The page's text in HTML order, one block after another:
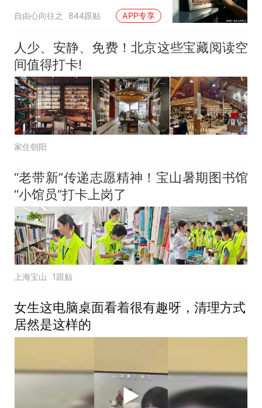
自由心向往之 844跟贴 APP专享
人少、安静、免费！北京这些宝藏阅读空
间值得打卡!
家住朝阳
“老带新”传递志愿精神！宝山暑期图书馆
“小馆员”打卡上岗了
上海宝山 1跟贴
女生这电脑桌面看着很有趣呀，清理方式
居然是这样的